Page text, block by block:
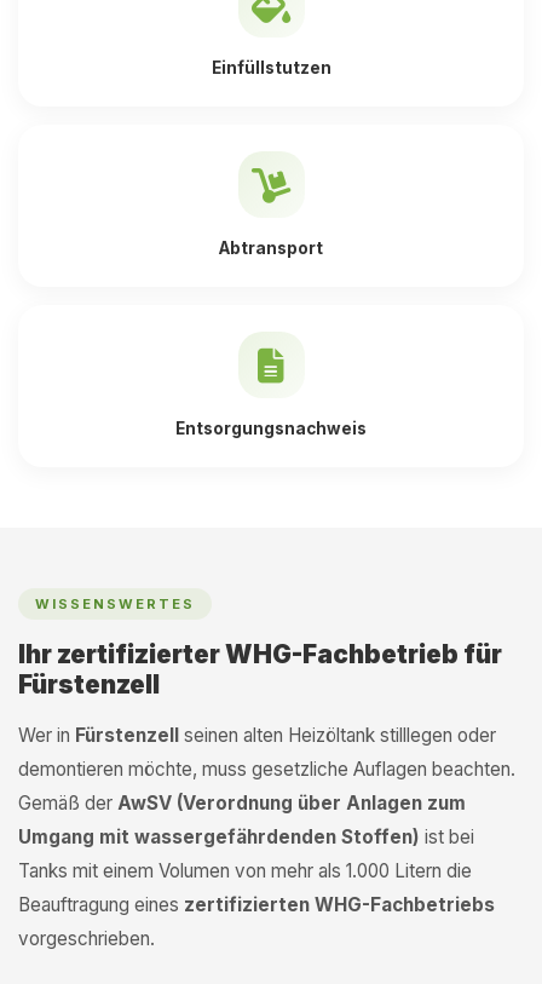
Einfüllstutzen
Abtransport
Entsorgungsnachweis
WISSENSWERTES
Ihr zertifizierter WHG-Fachbetrieb für
Fürstenzell
Wer in Fürstenzell seinen alten Heizöltank stilllegen oder
demontieren möchte, muss gesetzliche Auflagen beachten.
Gemäß der AwSV (Verordnung über Anlagen zum
Umgang mit wassergefährdenden Stoffen) ist bei
Tanks mit einem Volumen von mehr als 1.000 Litern die
Beauftragung eines zertifizierten WHG-Fachbetriebs
vorgeschrieben.